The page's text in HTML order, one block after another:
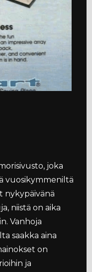
joka
vuosikymmeniltä
nykypäivänä
niistä on aika
Vanhoja
saakka aina
on
ja